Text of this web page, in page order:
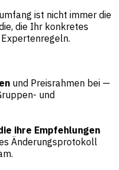
ist nicht immer die
die Ihr konkretes
und Preisrahmen bei —
und
ihre Empfehlungen
Änderungsprotokoll